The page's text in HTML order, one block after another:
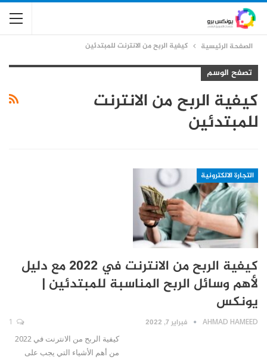
الصفحة الرئيسية كيفية الربح من الانترنت للمبتدئين
تصفح الوسم
كيفية الربح من الانترنت
للمبتدئين
التجارة الالكترونية
كيفية الربح من الانترنت في 2022 مع دليل
لأهم وسائل الربح المناسبة للمبتدئين |
يونكس
AHMAD HAMEED فبراير 7, 2022
كيفية الربح من الانترنت في 2022
من أهم الأشياء التي يجب على